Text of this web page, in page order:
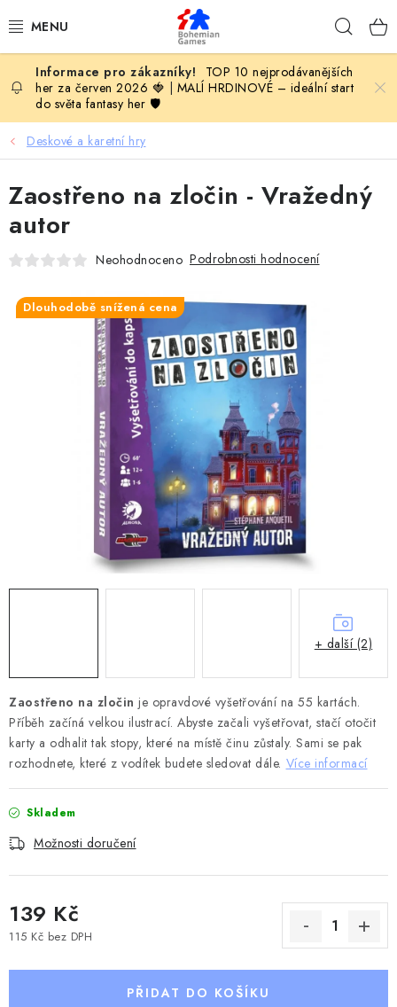
na
KOMPLETNÍ NABÍDKA HER
PODLE VĚKU
BLOG
VYDAVATELSTVÍ DESKOVÝCH HER
OLOHRANÍ
DESKOHERNÍ KLUBY, DDM, KNIHOVNY A JINÉ
ZÁJMOVÉ ORGANIZACE
ZÁKLADNÍ A MATEŘSKÉ ŠKOLY, STŘEDNÍ ŠKOLY A
JINÁ VZDĚLÁVACÍ ZAŘÍZENÍ
Obchodní podmínky
Doprava a platba
Podmínky ochrany osobních údajů
Deskoherní kluby, DDM, knihovny a jiné zájmové organizace
Kde koupit hry Bohemian Games
Zákaznická podpora
Provizní systém
TOP 10 nejprodávanějších
her za červen 2026 🍓
MALÍ HRDINOVÉ – ideální start
do světa fantasy her 🛡️
Deskové a karetní hry
Zaostřeno na zločin je opravdové vyšetřování na 55 kartách.
Příběh začíná velkou ilustrací. Abyste začali vyšetřovat, stačí otočit
karty a odhalit tak stopy, které na místě činu zůstaly. Sami se pak
rozhodnete, které z vodítek budete sledovat dále. Více informací
Skladem
Možnosti doručení
139 Kč
115 Kč bez DPH
PŘIDAT DO KOŠÍKU
Zaostřeno na zločin - Vražedný
autor
Neohodnoceno Podrobnosti hodnocení
Dlouhodobě snížená cena
+ další (2)